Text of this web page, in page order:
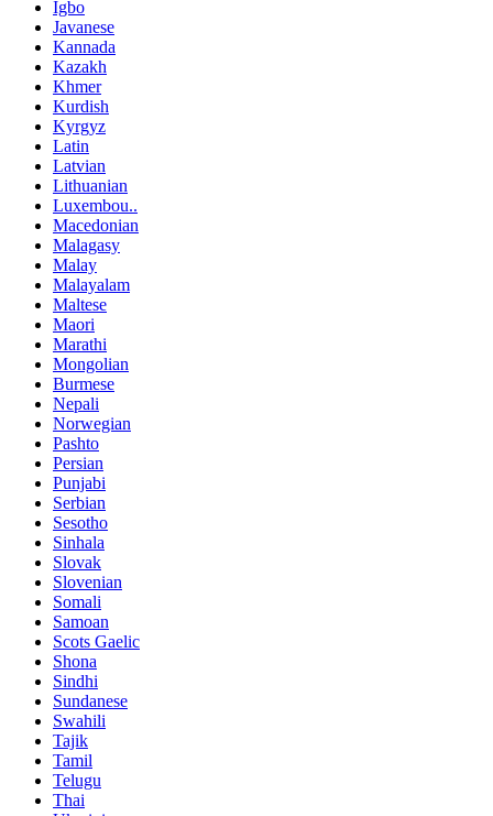
Igbo
Javanese
Kannada
Kazakh
Khmer
Kurdish
Kyrgyz
Latin
Latvian
Lithuanian
Luxembou..
Macedonian
Malagasy
Malay
Malayalam
Maltese
Maori
Marathi
Mongolian
Burmese
Nepali
Norwegian
Pashto
Persian
Punjabi
Serbian
Sesotho
Sinhala
Slovak
Slovenian
Somali
Samoan
Scots Gaelic
Shona
Sindhi
Sundanese
Swahili
Tajik
Tamil
Telugu
Thai